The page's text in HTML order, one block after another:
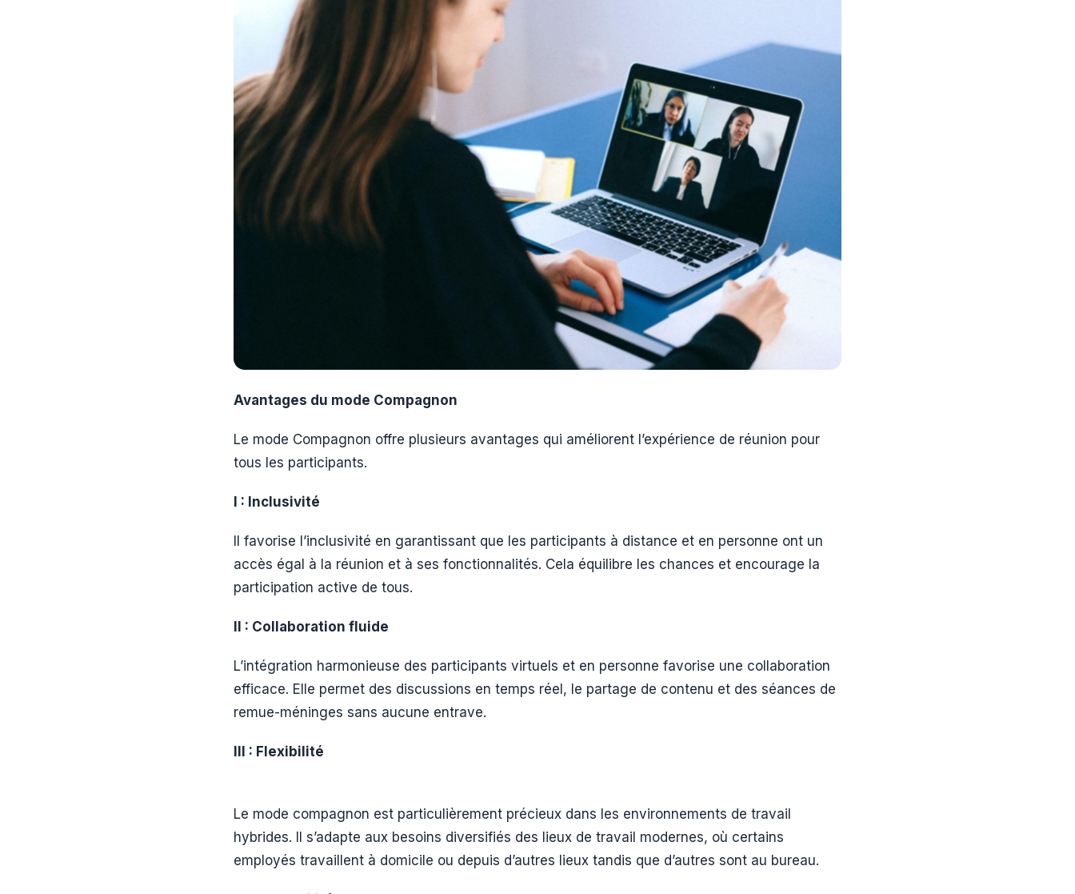
Avantages du mode Compagnon
Le mode Compagnon offre plusieurs avantages qui améliorent l’expérience de réunion pour
tous les participants.
I : Inclusivité
Il favorise l’inclusivité en garantissant que les participants à distance et en personne ont un
accès égal à la réunion et à ses fonctionnalités. Cela équilibre les chances et encourage la
participation active de tous.
II : Collaboration fluide
L’intégration harmonieuse des participants virtuels et en personne favorise une collaboration
efficace. Elle permet des discussions en temps réel, le partage de contenu et des séances de
remue-méninges sans aucune entrave.
III : Flexibilité
Le mode compagnon est particulièrement précieux dans les environnements de travail
hybrides. Il s’adapte aux besoins diversifiés des lieux de travail modernes, où certains
employés travaillent à domicile ou depuis d’autres lieux tandis que d’autres sont au bureau.